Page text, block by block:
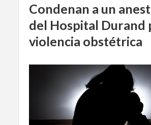
Condenan a un
del Hospital Durand
violencia obstétrica